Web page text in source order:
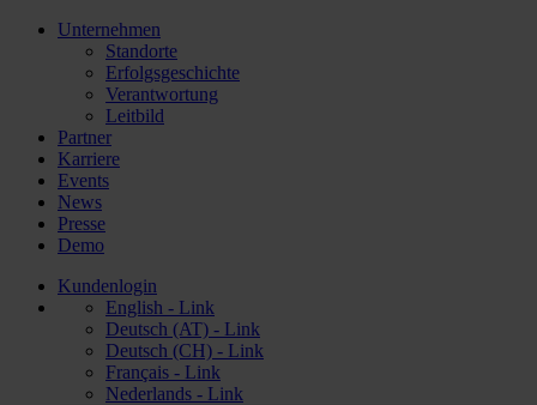
Unternehmen
Standorte
Erfolgsgeschichte
Verantwortung
Leitbild
Partner
Karriere
Events
News
Presse
Demo
Kundenlogin
English - Link
Deutsch (AT) - Link
Deutsch (CH) - Link
Français - Link
Nederlands - Link